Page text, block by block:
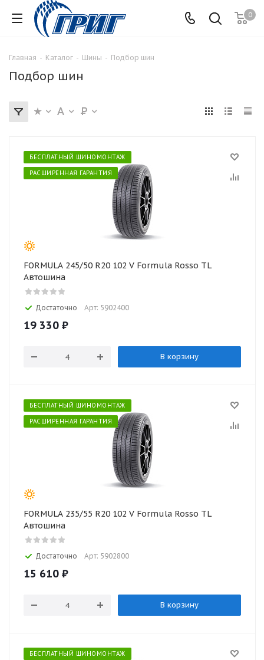
0
Главная - Каталог - Шины - Подбор шин
Подбор шин
БЕСПЛАТНЫЙ ШИНОМОНТАЖ
РАСШИРЕННАЯ ГАРАНТИЯ
FORMULA 245/50 R20 102 V Formula Rosso TL
Автошина
Достаточно Арт: 5902400
19 330 ₽
В корзину
БЕСПЛАТНЫЙ ШИНОМОНТАЖ
РАСШИРЕННАЯ ГАРАНТИЯ
FORMULA 235/55 R20 102 V Formula Rosso TL
Автошина
Достаточно Арт: 5902800
15 610 ₽
В корзину
БЕСПЛАТНЫЙ ШИНОМОНТАЖ